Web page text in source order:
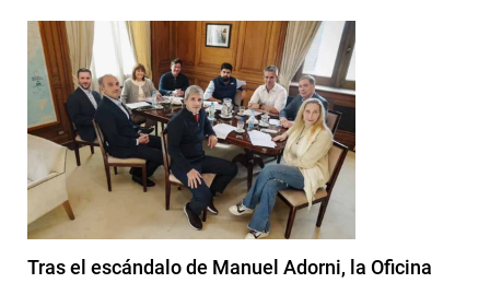
Tras el escándalo de Manuel Adorni, la Oficina